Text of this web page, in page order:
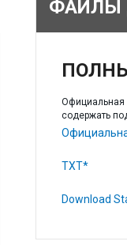
ФАЙЛЫ
Официальная
содержать
TXT*
Download